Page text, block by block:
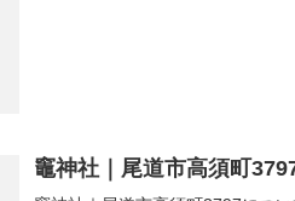
竈神社｜尾道市高須町